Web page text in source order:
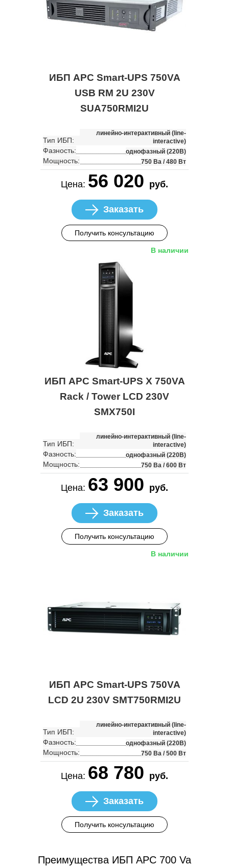
ИБП APC Smart-UPS 750VA
USB RM 2U 230V
SUA750RMI2U
Тип ИБП:
линейно-интерактивный (line-
interactive)
Фазность: однофазный (220В)
Мощность: 750 Ва / 480 Вт
Цена: 56 020 руб.
Заказать
Получить консультацию
В наличии
ИБП APC Smart-UPS X 750VA
Rack / Tower LCD 230V
SMX750I
Тип ИБП:
линейно-интерактивный (line-
interactive)
Фазность: однофазный (220В)
Мощность: 750 Ва / 600 Вт
Цена: 63 900 руб.
Заказать
Получить консультацию
В наличии
ИБП APC Smart-UPS 750VA
LCD 2U 230V SMT750RMI2U
Тип ИБП:
линейно-интерактивный (line-
interactive)
Фазность: однофазный (220В)
Мощность: 750 Ва / 500 Вт
Цена: 68 780 руб.
Заказать
Получить консультацию
Преимущества ИБП APC 700 Va